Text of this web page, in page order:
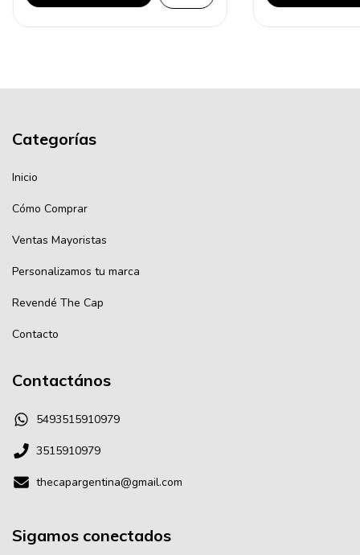
Categorías
Inicio
Cómo Comprar
Ventas Mayoristas
Personalizamos tu marca
Revendé The Cap
Contacto
Contactános
5493515910979
3515910979
thecapargentina@gmail.com
Sigamos conectados